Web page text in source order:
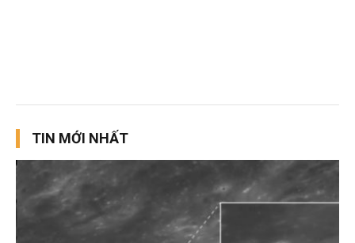
TIN MỚI NHẤT